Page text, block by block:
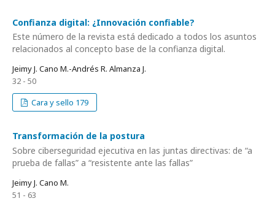
Confianza digital: ¿Innovación confiable?
Este número de la revista está dedicado a todos los asuntos
relacionados al concepto base de la confianza digital.
Jeimy J. Cano M.-Andrés R. Almanza J.
32 - 50
Cara y sello 179
Transformación de la postura
Sobre ciberseguridad ejecutiva en las juntas directivas: de “a
prueba de fallas” a “resistente ante las fallas”
Jeimy J. Cano M.
51 - 63